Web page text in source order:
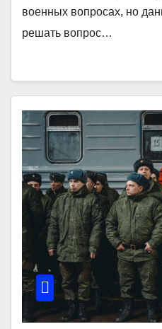
военных вопросах, но
решать вопрос…